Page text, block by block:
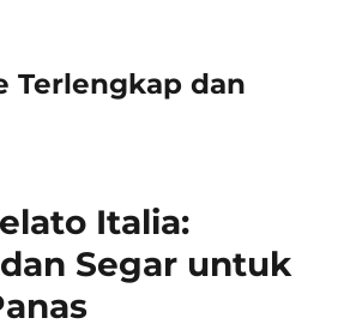
Terlengkap dan
Italia:
Segar untuk